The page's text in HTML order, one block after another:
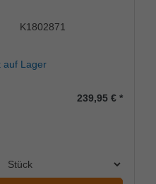
K1802871
auf Lager
239,95 €*
erhöhen